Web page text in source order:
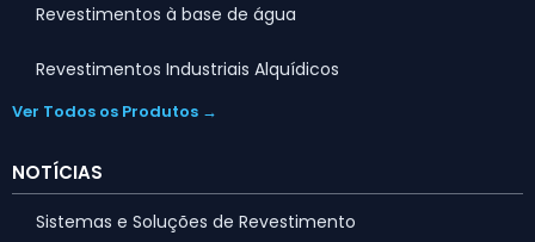
Revestimentos à base de água
Revestimentos Industriais Alquídicos
Ver Todos os Produtos →
NOTÍCIAS
Sistemas e Soluções de Revestimento